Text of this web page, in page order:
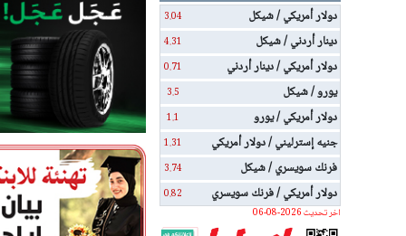
دولار أمريكي / شيكل
3.04
دينار أردني / شيكل 4.31
دولار أمريكي / دينار أردني 0.71
يورو / شيكل 3.5
دولار أمريكي / يورو 1.1
جنيه إسترليني / دولار أمريكي 1.31
فرنك سويسري / شيكل 3.74
دولار أمريكي / فرنك سويسري
0.82
اخر تحديث 2026-08-06